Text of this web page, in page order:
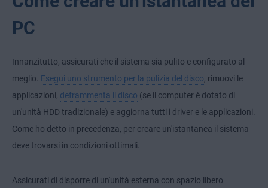
PC
Innanzitutto, assicurati che il sistema sia pulito e configurato al
meglio. Esegui uno strumento per la pulizia del disco, rimuovi le
applicazioni, deframmenta il disco (se il computer è dotato di
un'unità HDD tradizionale) e aggiorna tutti i driver e le applicazioni.
Come ho detto in precedenza, per creare un'istantanea il sistema
deve trovarsi in condizioni ottimali.
Assicurati di disporre di un'unità esterna con spazio libero